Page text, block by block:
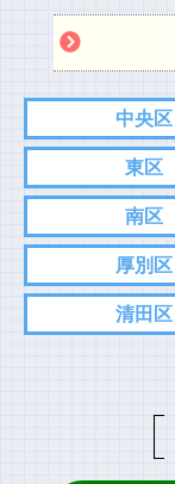
中央区
東区
南区
厚別区
清田区